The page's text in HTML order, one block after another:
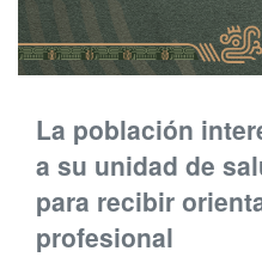
La población
a su unidad de
para recibir
profesional